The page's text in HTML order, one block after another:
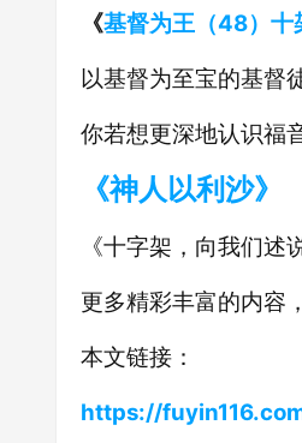
《基督为王（48）十
以基督为至宝的基督
你若想更深地认识福
《神人以利沙》
《十字架，向我们述
更多精彩丰富的内容
本文链接：
https://